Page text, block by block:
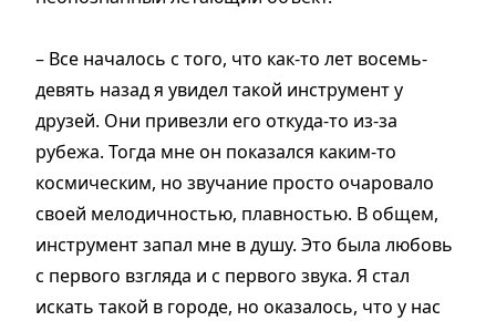
– Все началось с того, что как-то лет восемь-
девять назад я увидел такой инструмент у
друзей. Они привезли его откуда-то из-за
рубежа. Тогда мне он показался каким-то
космическим, но звучание просто очаровало
своей мелодичностью, плавностью. В общем,
инструмент запал мне в душу. Это была любовь
с первого взгляда и с первого звука. Я стал
искать такой в городе, но оказалось, что у нас